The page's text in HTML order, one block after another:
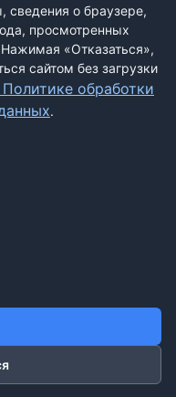
сведения о браузере,
просмотренных
«Отказаться»,
сайтом без загрузки
Политике обработки
.